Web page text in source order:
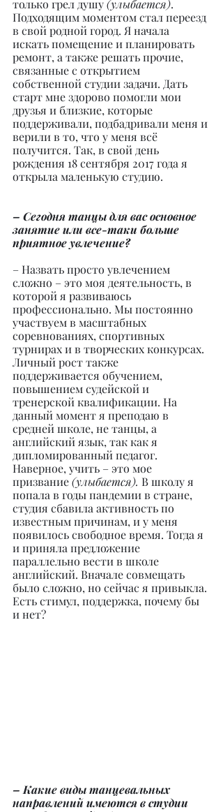
только грел душу (улыбается).
Подходящим моментом стал переезд
в свой родной город. Я начала
искать помещение и планировать
ремонт, а также решать прочие,
связанные с открытием
собственной студии задачи. Дать
старт мне здорово помогли мои
друзья и близкие, которые
поддерживали, подбадривали меня и
верили в то, что у меня всё
получится. Так, в свой день
рождения 18 сентября 2017 года я
открыла маленькую студию.
– Сегодня танцы для вас основное
занятие или все-таки больше
приятное увлечение?
– Назвать просто увлечением
сложно – это моя деятельность, в
которой я развиваюсь
профессионально. Мы постоянно
участвуем в масштабных
соревнованиях, спортивных
турнирах и в творческих конкурсах.
Личный рост также
поддерживается обучением,
повышением судейской и
тренерской квалификации. На
данный момент я преподаю в
средней школе, не танцы, а
английский язык, так как я
дипломированный педагог.
Наверное, учить – это мое
призвание (улыбается). В школу я
попала в годы пандемии в стране,
студия сбавила активность по
известным причинам, и у меня
появилось свободное время. Тогда я
и приняла предложение
параллельно вести в школе
английский. Вначале совмещать
было сложно, но сейчас я привыкла.
Есть стимул, поддержка, почему бы
и нет?
– Какие виды танцевальных
направлений имеются в студии